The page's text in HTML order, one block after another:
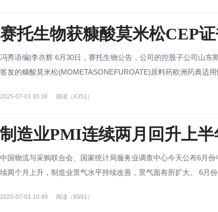
赛托生物获糠酸莫米松CEP
冯秀语编|李亦辉 6月30日，赛托生物公告，公司的控股子公司山
签发的糠酸莫米松(MOMETASONEFUROATE)原料药欧洲药典适
2025-07-01 15:38 阅读（4351）
制造业PMI连续两月回升上
中国物流与采购联合会、国家统计局服务业调查中心今天公布6月
续两个月上升，制造业景气水平持续改善，景气面有所扩大。 6月
2025-07-01 10:49 阅读（8591）